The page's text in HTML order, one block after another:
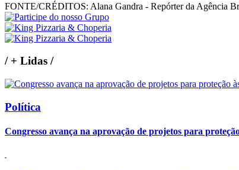
FONTE/CRÉDITOS: Alana Gandra - Repórter da Agência
/+ Lidas /
Política
Congresso avança na aprovação de projetos para